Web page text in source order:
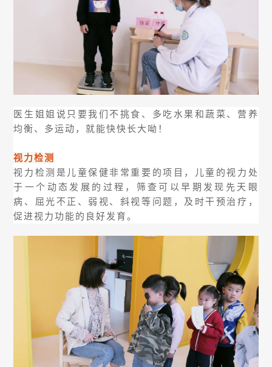
医生姐姐说只要我们不挑食、多吃水果和蔬菜、营养
均衡、多运动，就能快快长大呦！
视力检测
视力检测是儿童保健非常重要的项目，儿童的视力处
于一个动态发展的过程，筛查可以早期发现先天眼
病、屈光不正、弱视、斜视等问题，及时干预治疗，
促进视力功能的良好发育。